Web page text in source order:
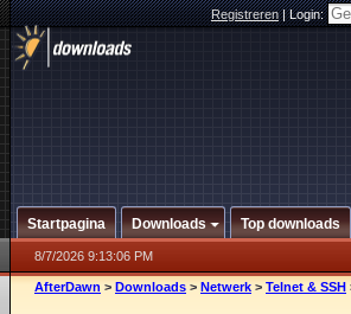
Registreren|Login:
Startpagina Downloads Top downloads
8/7/2026 9:13:06 PM
AfterDawn > Downloads > Netwerk > Telnet & SSH